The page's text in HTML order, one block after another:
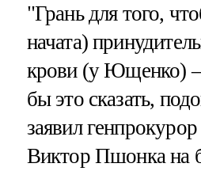
"Грань для того,
начата)
крови (у Ющенко)
бы это сказать,
заявил
Виктор Пшонка на